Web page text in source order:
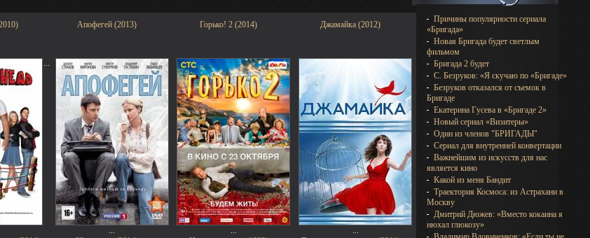
...
Апофегей (2013)
...
Горько! 2 (2014)
...
Джамайка (2012)
...
Причины популярности сериала
«Бригада»
Новая Бригада будет светлым
фильмом
Бригада 2 будет
С. Безруков: «Я скучаю по «Бригаде»
Безруков отказался от съемок в
Бригаде
Екатерина Гусева в «Бригаде 2»
Новый сериал «Визитеры»
Один из членов "БРИГАДЫ"
Сериал для внутренней конвертации
Важнейшим из искусств для нас
является кино
Какой из меня Бандит
Траектория Космоса: из Астрахани в
Москву
Дмитрий Дюжев: «Вместо кокаина я
нюхал глюкозу»